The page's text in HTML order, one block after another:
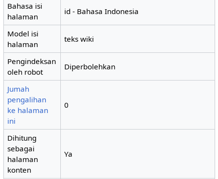
Bahasa isi
halaman
id - Bahasa Indonesia
Model isi
halaman
teks wiki
Pengindeksan
oleh robot
Diperbolehkan
Jumah
pengalihan
ke halaman
ini
0
Dihitung
sebagai
halaman
konten
Ya